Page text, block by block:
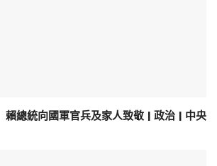
總統向國軍官兵及家人致敬 | 政治 | 中央